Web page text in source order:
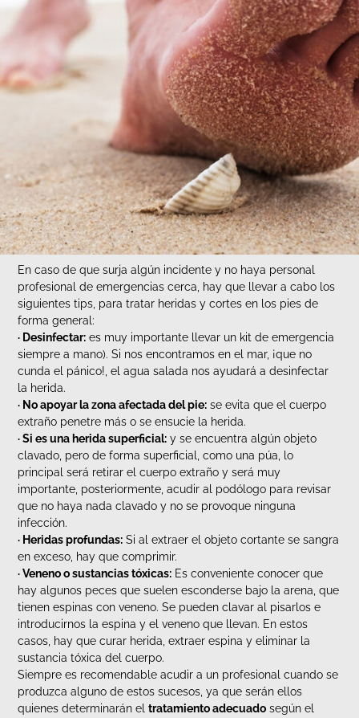
En caso de que surja algún incidente y no haya personal
profesional de emergencias cerca, hay que llevar a cabo los
siguientes tips, para tratar heridas y cortes en los pies de
forma general:
· Desinfectar: es muy importante llevar un kit de emergencia
siempre a mano). Si nos encontramos en el mar, ¡que no
cunda el pánico!, el agua salada nos ayudará a desinfectar
la herida.
· No apoyar la zona afectada del pie: se evita que el cuerpo
extraño penetre más o se ensucie la herida.
· Si es una herida superficial: y se encuentra algún objeto
clavado, pero de forma superficial, como una púa, lo
principal será retirar el cuerpo extraño y será muy
importante, posteriormente, acudir al podólogo para revisar
que no haya nada clavado y no se provoque ninguna
infección.
· Heridas profundas: Si al extraer el objeto cortante se sangra
en exceso, hay que comprimir.
· Veneno o sustancias tóxicas: Es conveniente conocer que
hay algunos peces que suelen esconderse bajo la arena, que
tienen espinas con veneno. Se pueden clavar al pisarlos e
introducirnos la espina y el veneno que llevan. En estos
casos, hay que curar herida, extraer espina y eliminar la
sustancia tóxica del cuerpo.
Siempre es recomendable acudir a un profesional cuando se
produzca alguno de estos sucesos, ya que serán ellos
quienes determinarán eltratamiento adecuado según el